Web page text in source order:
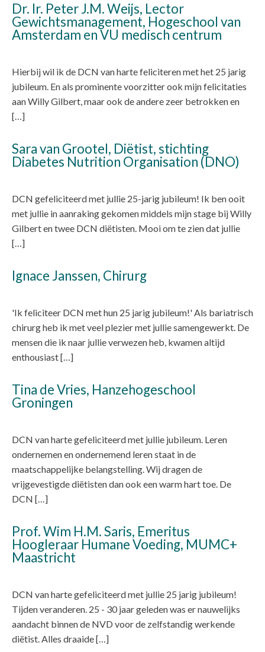
Dr. Ir. Peter J.M. Weijs, Lector
Gewichtsmanagement, Hogeschool van
Amsterdam en VU medisch centrum
Hierbij wil ik de DCN van harte feliciteren met het 25 jarig
jubileum. En als prominente voorzitter ook mijn felicitaties
aan Willy Gilbert, maar ook de andere zeer betrokken en
[…]
Sara van Grootel, Diëtist, stichting
Diabetes Nutrition Organisation (DNO)
DCN gefeliciteerd met jullie 25-jarig jubileum! Ik ben ooit
met jullie in aanraking gekomen middels mijn stage bij Willy
Gilbert en twee DCN diëtisten. Mooi om te zien dat jullie
[…]
Ignace Janssen, Chirurg
'Ik feliciteer DCN met hun 25 jarig jubileum!' Als bariatrisch
chirurg heb ik met veel plezier met jullie samengewerkt. De
mensen die ik naar jullie verwezen heb, kwamen altijd
enthousiast […]
Tina de Vries, Hanzehogeschool
Groningen
DCN van harte gefeliciteerd met jullie jubileum. Leren
ondernemen en ondernemend leren staat in de
maatschappelijke belangstelling. Wij dragen de
vrijgevestigde diëtisten dan ook een warm hart toe. De
DCN […]
Prof. Wim H.M. Saris, Emeritus
Hoogleraar Humane Voeding, MUMC+
Maastricht
DCN van harte gefeliciteerd met jullie 25 jarig jubileum!
Tijden veranderen. 25 - 30 jaar geleden was er nauwelijks
aandacht binnen de NVD voor de zelfstandig werkende
diëtist. Alles draaide […]